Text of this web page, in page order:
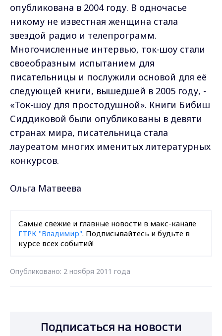
опубликована в 2004 году. В одночасье
никому не известная женщина стала
звездой радио и телепрограмм.
Многочисленные интервью, ток-шоу стали
своеобразным испытанием для
писательницы и послужили основой для её
следующей книги, вышедшей в 2005 году, -
«Ток-шоу для простодушной». Книги Бибиш
Сиддиковой были опубликованы в девяти
странах мира, писательница стала
лауреатом многих именитых литературных
конкурсов.
Ольга Матвеева
Самые свежие и главные новости в макс-канале
ГТРК "Владимир". Подписывайтесь и будьте в
курсе всех событий!
Опубликовано: 2 ноября 2011 года
Подписаться на новости